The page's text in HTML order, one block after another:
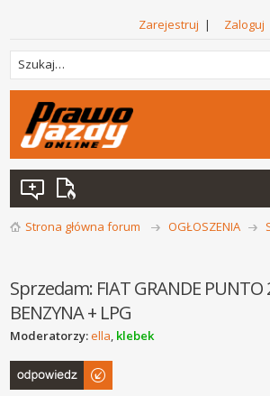
Zarejestruj | Zaloguj
Strona główna forum OGŁOSZENIA
Sprzedam: FIAT GRANDE PUNTO
BENZYNA + LPG
Moderatorzy:ella, klebek
Odpowiedz